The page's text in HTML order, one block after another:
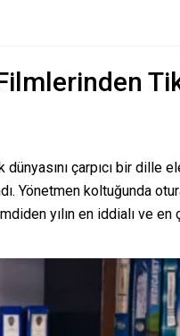
dünyasını çarpıcı bir dille
Yönetmen koltuğunda
yılın en iddialı ve